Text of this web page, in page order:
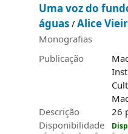
Uma voz do
águas/Alice
Monografias
Publicação
Descrição
26
Disponibilidade